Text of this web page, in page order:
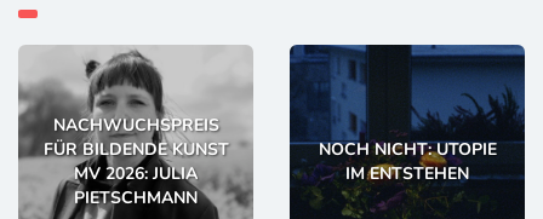
NACHWUCHSPREIS
FÜR BILDENDE KUNST
MV 2026: JULIA
PIETSCHMANN
NOCH NICHT: UTOPIE
IM ENTSTEHEN